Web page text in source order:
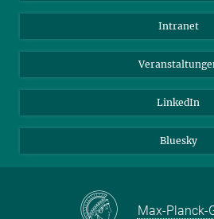
Bewerber*innen
Intranet
LinkedIn
Bluesky
Max-Planck-